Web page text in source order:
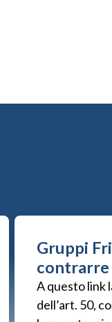
Gruppi
contrarre
A questo link
dell’art. 50,